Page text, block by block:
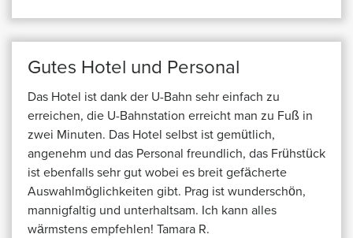
Gutes Hotel und Personal
Das Hotel ist dank der U-Bahn sehr einfach zu
erreichen, die U-Bahnstation erreicht man zu Fuß in
zwei Minuten. Das Hotel selbst ist gemütlich,
angenehm und das Personal freundlich, das Frühstück
ist ebenfalls sehr gut wobei es breit gefächerte
Auswahlmöglichkeiten gibt. Prag ist wunderschön,
mannigfaltig und unterhaltsam. Ich kann alles
wärmstens empfehlen! Tamara R.